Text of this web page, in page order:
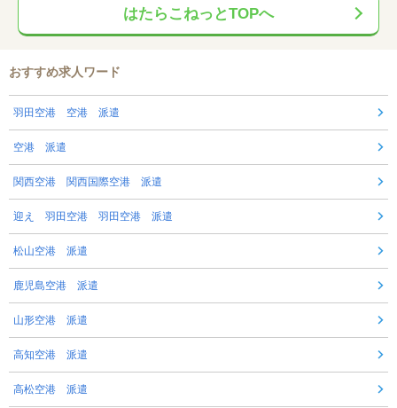
はたらこねっとTOPへ
おすすめ求人ワード
羽田空港 空港 派遣
空港 派遣
関西空港 関西国際空港 派遣
迎え 羽田空港 羽田空港 派遣
松山空港 派遣
鹿児島空港 派遣
山形空港 派遣
高知空港 派遣
高松空港 派遣